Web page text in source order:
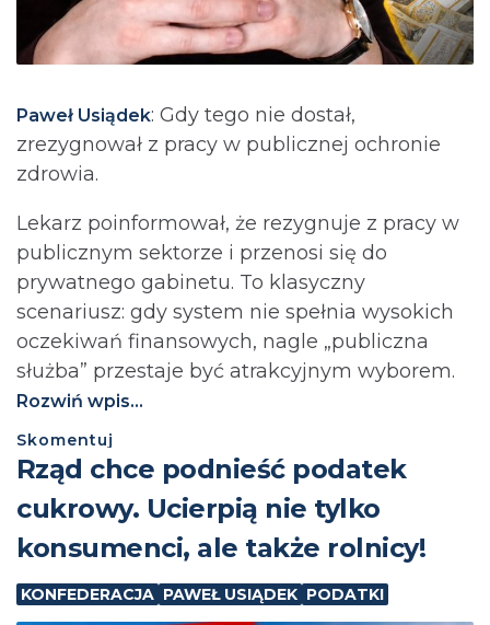
Paweł Usiądek: Gdy tego nie dostał,
zrezygnował z pracy w publicznej ochronie
zdrowia.
Lekarz poinformował, że rezygnuje z pracy w
publicznym sektorze i przenosi się do
prywatnego gabinetu. To klasyczny
scenariusz: gdy system nie spełnia wysokich
oczekiwań finansowych, nagle „publiczna
służba” przestaje być atrakcyjnym wyborem.
Rozwiń wpis...
Skomentuj
⁨Rząd chce podnieść podatek
cukrowy. Ucierpią nie tylko
konsumenci, ale także rolnicy!
KONFEDERACJA PAWEŁ USIĄDEK PODATKI